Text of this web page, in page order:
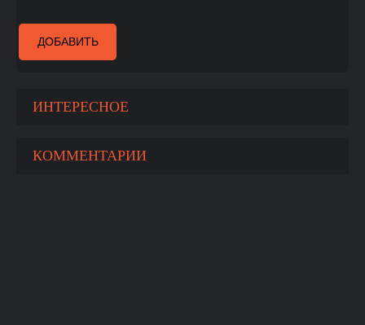
ДОБАВИТЬ
ИНТЕРЕСНОЕ
КОММЕНТАРИИ